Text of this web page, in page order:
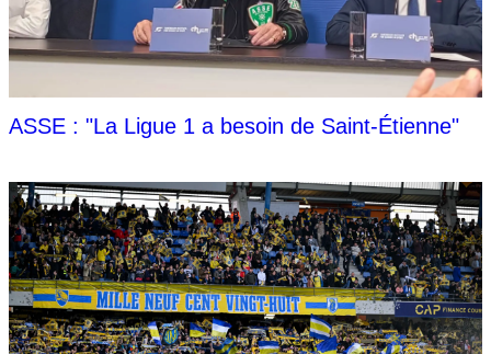
ASSE : "La Ligue 1 a besoin de Saint-Étienne"